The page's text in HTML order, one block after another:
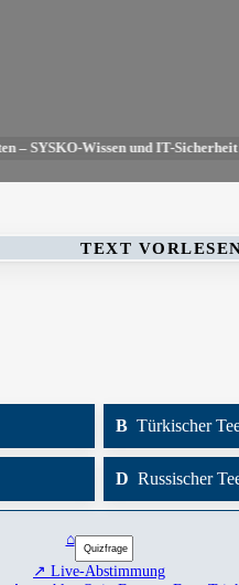
– SYSKO-Wissen und IT-
TEXT
B Türkischer
D Russischer
⌂
↗ Live-Abstimmung